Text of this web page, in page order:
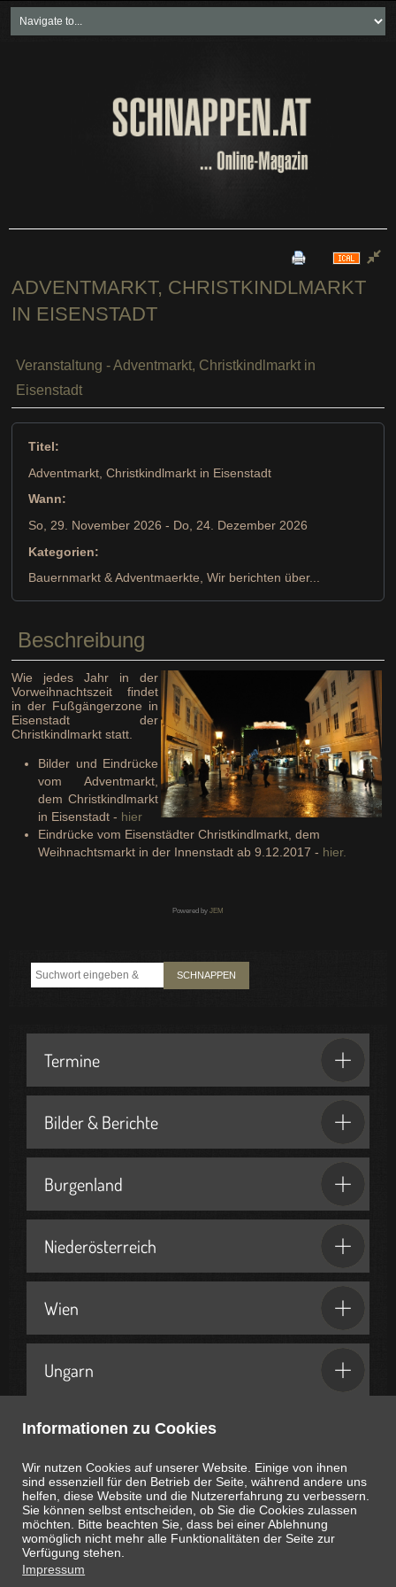
Informationen zu Cookies
Wir nutzen Cookies auf unserer Website. Einige von ihnen
sind essenziell für den Betrieb der Seite, während andere uns
helfen, diese Website und die Nutzererfahrung zu verbessern.
Sie können selbst entscheiden, ob Sie die Cookies zulassen
möchten. Bitte beachten Sie, dass bei einer Ablehnung
womöglich nicht mehr alle Funktionalitäten der Seite zur
Verfügung stehen.
Impressum
Neueste Beiträge
Soziales & Projekte
ADVENTMARKT, CHRISTKINDLMARKT
IN EISENSTADT
Veranstaltung - Adventmarkt, Christkindlmarkt in
Eisenstadt
Titel:
Adventmarkt, Christkindlmarkt in Eisenstadt
Wann:
So, 29. November 2026 - Do, 24. Dezember 2026
Kategorien:
Bauernmarkt & Adventmaerkte, Wir berichten über...
Beschreibung
Wie jedes Jahr in der
Vorweihnachtszeit findet
in der Fußgängerzone in
Eisenstadt der
Christkindlmarkt statt.
Bilder und Eindrücke
vom Adventmarkt,
dem Christkindlmarkt
in Eisenstadt - hier
Eindrücke vom Eisenstädter Christkindlmarkt, dem
Weihnachtsmarkt in der Innenstadt ab 9.12.2017 - hier.
Powered by JEM
SCHNAPPEN
Termine
Bilder & Berichte
Burgenland
Niederösterreich
Wien
Ungarn
Geschenkideen & Partner
Heute istAugust 8, 2026 05:12:06Uhr